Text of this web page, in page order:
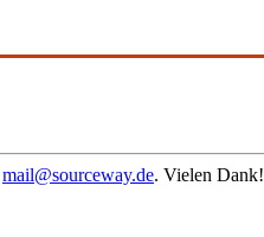
mail@sourceway.de. Vielen Dank!